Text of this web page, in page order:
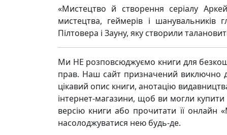
«Мистецтво й створення серіалу
мистецтва, геймерів і шанувальників
Пілтовера і Зауну, яку створили
Ми НЕ розповсюджуємо книги для
прав. Наш сайт призначений виключно
цікавий опис книги, анотацію
інтернет-магазини, щоб ви могли купити
версію книги або прочитати її онлайн
насолоджуватися нею будь-де.